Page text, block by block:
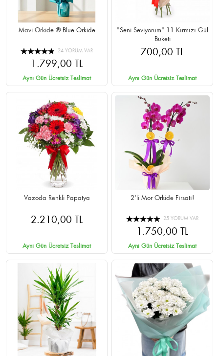
Mavi Orkide ® Blue Orkide
24 YORUM VAR
1.799,00 TL
Aynı Gün Ücretsiz Teslimat
"Seni Seviyorum" 11 Kırmızı Gül
Buketi
700,00 TL
Aynı Gün Ücretsiz Teslimat
Vazoda Renkli Papatya
2.210,00 TL
Aynı Gün Ücretsiz Teslimat
2'li Mor Orkide Fırsatı!
25 YORUM VAR
1.750,00 TL
Aynı Gün Ücretsiz Teslimat